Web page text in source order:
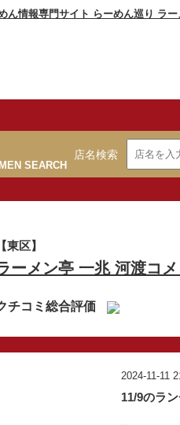
店名検索
【東区】
ーメン亭 一兆 河渡コ
チコミ総合評価
2024-11-11
11/9のラ